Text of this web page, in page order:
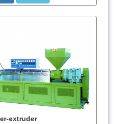
extruder